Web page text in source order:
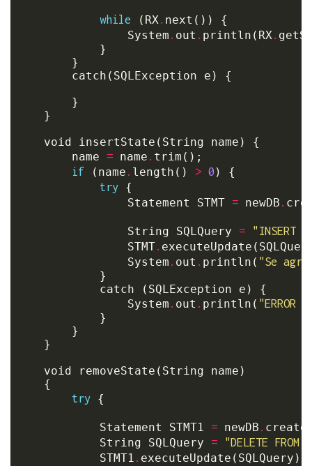
while (RX. next()) {
                System
. out . println(RX.
            }
        }
        catch(SQLException e) {
        }
		name
= name . trim();
if (name . length() > 0 ) {
try {
                Statement STMT
= newDB .
                String SQLQuery
= "INSERT
                STMT
.
                System
. out . println( "Se
            }
            catch (SQLException e) {
                System
. out . println( "ERROR
            }
        }
    }
try {
            Statement STMT1
= newDB .
            String SQLQuery
= "DELETE
            STMT1
. executeUpdate(SQLQuery);